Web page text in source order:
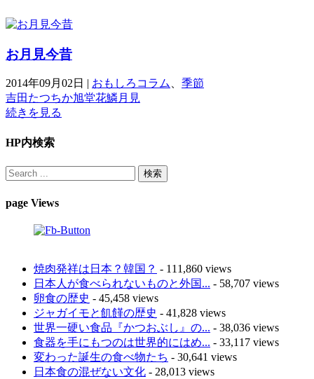
お月見今昔
2014年09月02日 | おもしろコラム
季節
吉田たつちか旭堂花鱗月見
続きを見る
HP内検索
page Views
焼肉発祥は日本？韓国？ - 111,860 views
日本人が食べられないものと外国... - 58,707 views
卵食の歴史 - 45,458 views
ジャガイモと飢饉の歴史 - 41,828 views
世界一硬い食品『かつおぶし』の... - 38,036 views
食器を手にもつのは世界的にはめ... - 33,117 views
変わった誕生の食べ物たち - 30,641 views
日本食の混ぜない文化 - 28,013 views